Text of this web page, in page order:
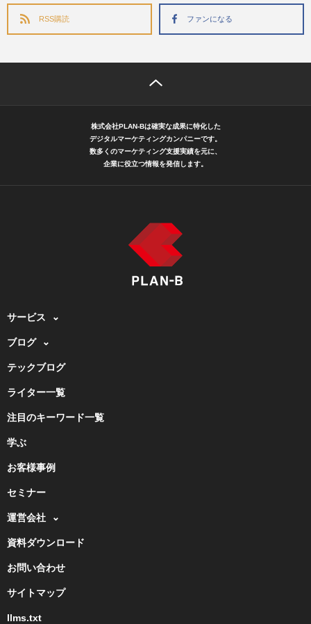
RSS購読 ファンになる
株式会社PLAN-Bは確実な成果に特化した
デジタルマーケティングカンパニーです。
数多くのマーケティング支援実績を元に、
企業に役立つ情報を発信します。
サービス
ブログ
テックブログ
ライター一覧
注目のキーワード一覧
学ぶ
お客様事例
セミナー
運営会社
資料ダウンロード
お問い合わせ
サイトマップ
llms.txt